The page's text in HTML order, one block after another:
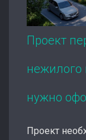
Проект
нежилого
нужно
Проект